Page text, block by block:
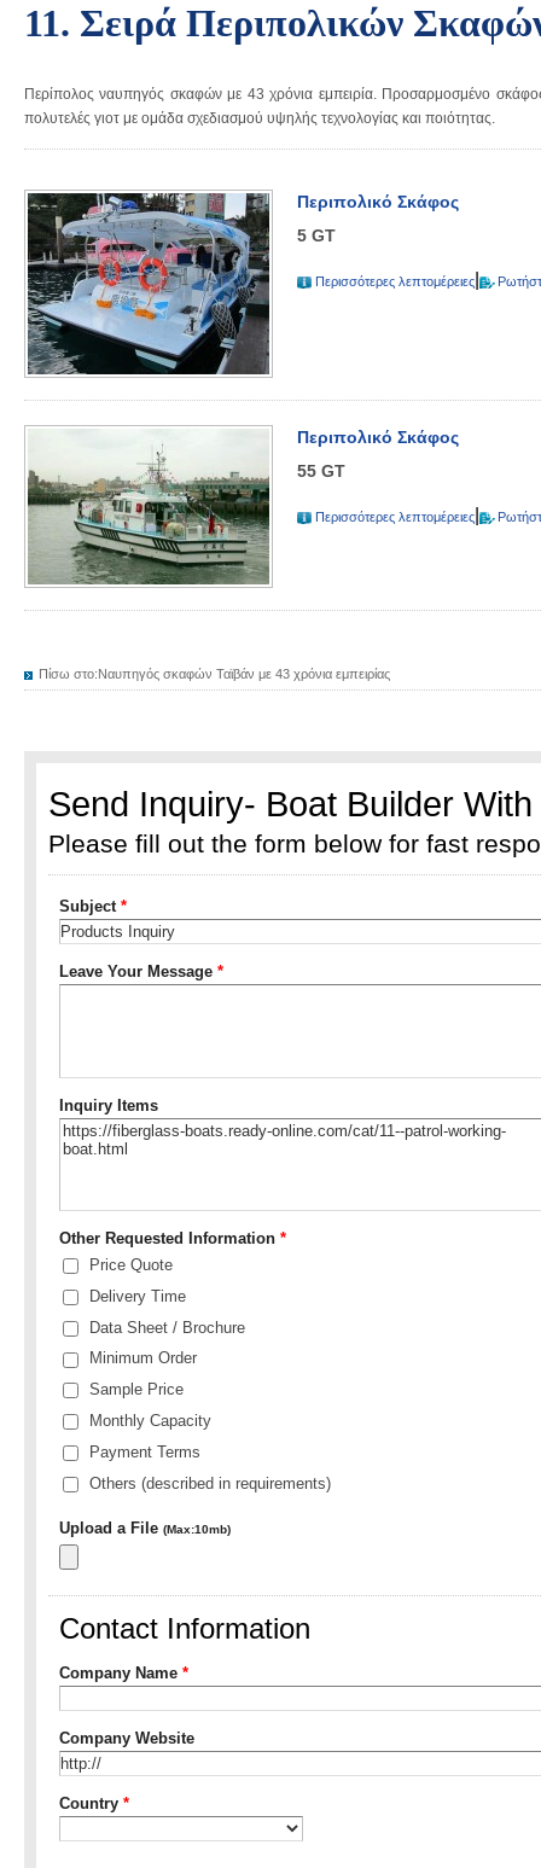
11. Σειρά Περιπολικών
Περίπολος ναυπηγός σκαφών με 43 χρόνια εμπειρία. Προσαρμοσμένο
πολυτελές γιοτ με ομάδα σχεδιασμού υψηλής τεχνολογίας και ποιότητας.
Περιπολικό Σκάφος
5 GT
Περισσότερες λεπτομέρειες
Περιπολικό Σκάφος
55 GT
Περισσότερες λεπτομέρειες
Πίσω στο:Ναυπηγός σκαφών Ταϊβάν με 43 χρόνια εμπειρίας